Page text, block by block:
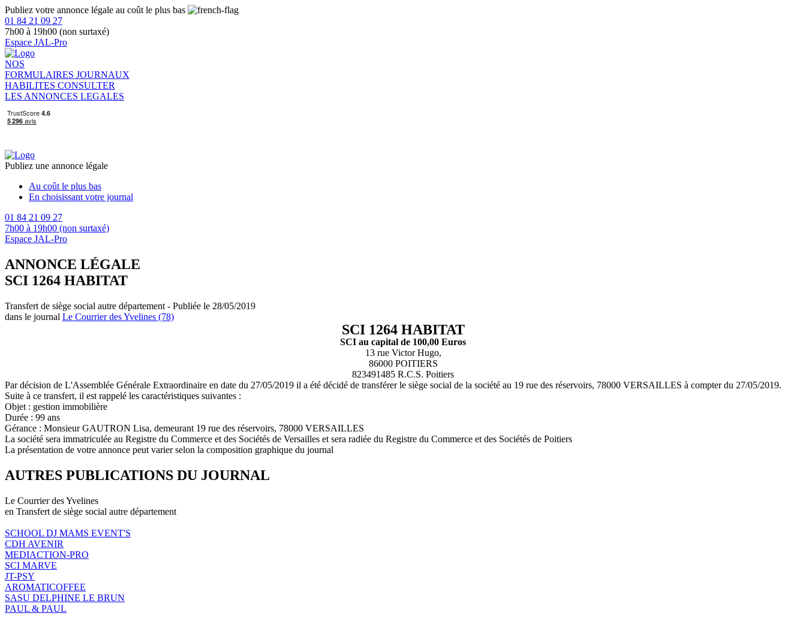
Publiez votre annonce légale au coût le plus bas
01 84 21 09 27
7h00 à 19h00 (non surtaxé)
Espace JAL-Pro
NOS
FORMULAIRES JOURNAUX
HABILITES CONSULTER
LES ANNONCES LEGALES
Publiez une annonce légale
Au coût le plus bas
En choisissant votre journal
01 84 21 09 27
7h00 à 19h00 (non surtaxé)
Espace JAL-Pro
ANNONCE LÉGALE
SCI 1264 HABITAT
Transfert de siège social autre département - Publiée le 28/05/2019
dans le journal Le Courrier des Yvelines (78)
SCI 1264 HABITAT
SCI au capital de 100,00 Euros
13 rue Victor Hugo,
86000 POITIERS
823491485 R.C.S. Poitiers
Par décision de L'Assemblée Générale Extraordinaire en date du 27/05/2019 il a été décidé de transférer le siège social de la société au 19 rue des réservoirs, 78000 VERSAILLES à compter du 27/05/2019.
Suite à ce transfert, il est rappelé les caractéristiques suivantes :
Objet : gestion immobilière
Durée : 99 ans
Gérance : Monsieur GAUTRON Lisa, demeurant 19 rue des réservoirs, 78000 VERSAILLES
La société sera immatriculée au Registre du Commerce et des Sociétés de Versailles et sera radiée du Registre du Commerce et des Sociétés de Poitiers
La présentation de votre annonce peut varier selon la composition graphique du journal
AUTRES PUBLICATIONS DU JOURNAL
Le Courrier des Yvelines
en Transfert de siège social autre département
SCHOOL DJ MAMS EVENT'S
CDH AVENIR
MEDIACTION-PRO
SCI MARVE
JT-PSY
AROMATICOFFEE
SASU DELPHINE LE BRUN
PAUL & PAUL